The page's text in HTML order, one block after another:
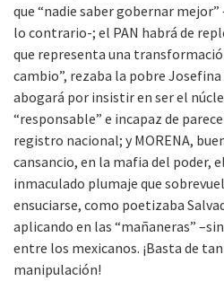
que “nadie saber gobernar
lo contrario-; el PAN habrá de
que representa una
cambio”, rezaba la pobre
abogará por insistir en ser el
“responsable” e incapaz de
registro nacional; y MORENA,
cansancio, en la mafia del poder,
inmaculado plumaje que
ensuciarse, como poetizaba
aplicando en las “mañaneras”
entre los mexicanos. ¡Basta de
manipulación!